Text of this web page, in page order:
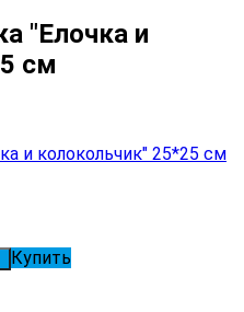
"Елочка и
см
Купить